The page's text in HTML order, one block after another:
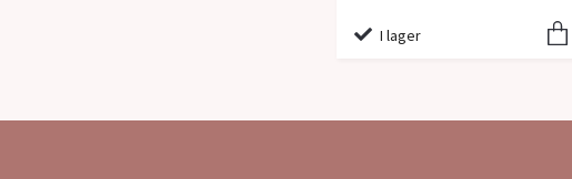
I lager